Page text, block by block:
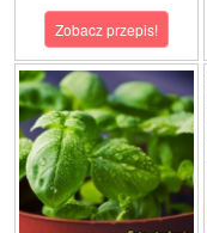
Zobacz przepis!